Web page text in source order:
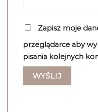
Zapisz moje
przeglądarce aby
pisania kolejnych